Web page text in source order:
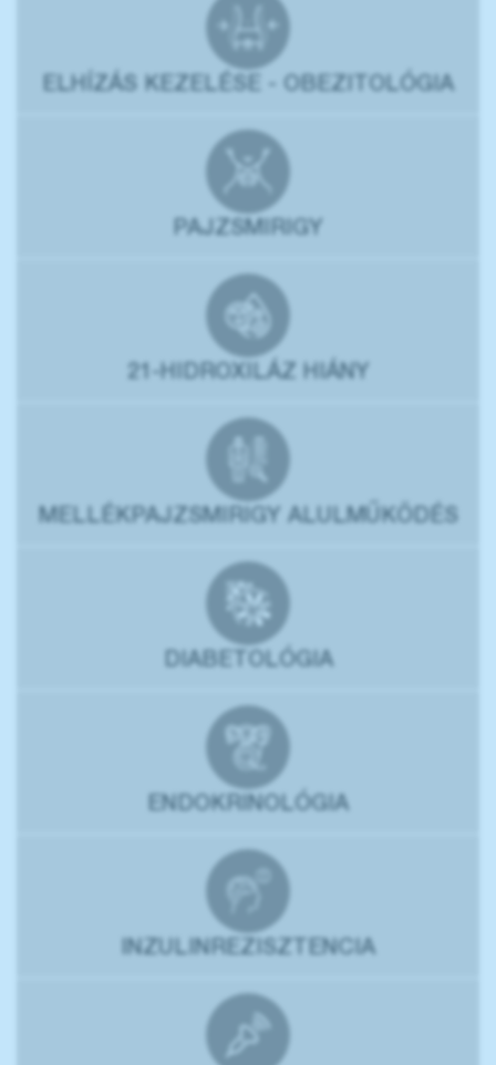
ELHÍZÁS KEZELÉSE - OBEZITOLÓGIA
PAJZSMIRIGY
21-HIDROXILÁZ HIÁNY
MELLÉKPAJZSMIRIGY ALULMŰKÖDÉS
DIABETOLÓGIA
ENDOKRINOLÓGIA
INZULINREZISZTENCIA